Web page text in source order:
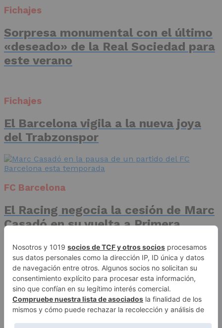
Fichajes
Sorpresa monumental con el último
«deseado» de la Real Sociedad para
este verano
Fichajes
El Barcelona vigila a la nueva joya
del Trabzonspor
FC Barcelona
El Racing negocia la cesión de Marc
Casadó en su vuelta a Primera
Advertisement
Publicidad
Aviso legal
Política de privacidad
Autores
Contacto
Política editorial